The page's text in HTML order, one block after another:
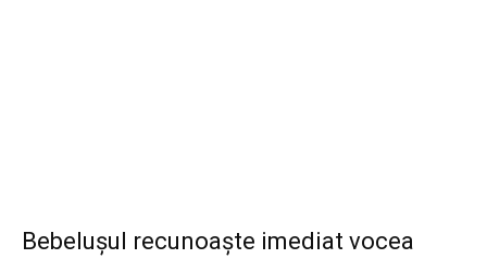
Bebelușul recunoaște imediat vocea